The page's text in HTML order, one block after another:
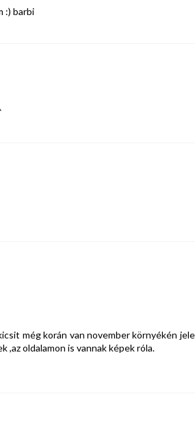
:) barbi
még korán van november környékén
,az oldalamon is vannak képek róla.